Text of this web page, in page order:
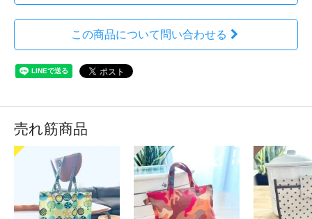
この商品について問い合わせる
売れ筋商品